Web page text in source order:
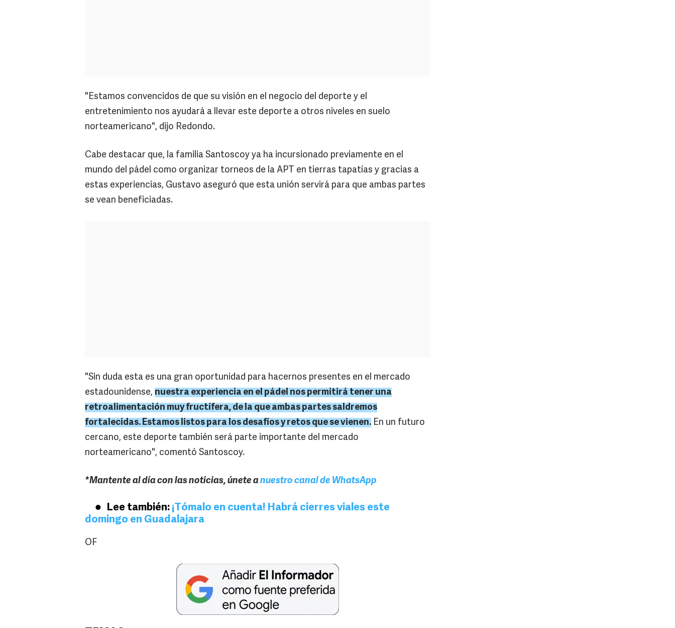
"Estamos convencidos de que su visión en el negocio del deporte y el
entretenimiento nos ayudará a llevar este deporte a otros niveles en suelo
norteamericano", dijo Redondo.
Cabe destacar que, la familia Santoscoy ya ha incursionado previamente en el
mundo del pádel como organizar torneos de la APT en tierras tapatías y gracias a
estas experiencias, Gustavo aseguró que esta unión servirá para que ambas partes
se vean beneficiadas.
"Sin duda esta es una gran oportunidad para hacernos presentes en el mercado
estadounidense, nuestra experiencia en el pádel nos permitirá tener una
retroalimentación muy fructífera, de la que ambas partes saldremos
fortalecidas. Estamos listos para los desafíos y retos que se vienen. En un futuro
cercano, este deporte también será parte importante del mercado
norteamericano", comentó Santoscoy.
*Mantente al día con las noticias, únete a nuestro canal de WhatsApp
Lee también: ¡Tómalo en cuenta! Habrá cierres viales este
domingo en Guadalajara
OF